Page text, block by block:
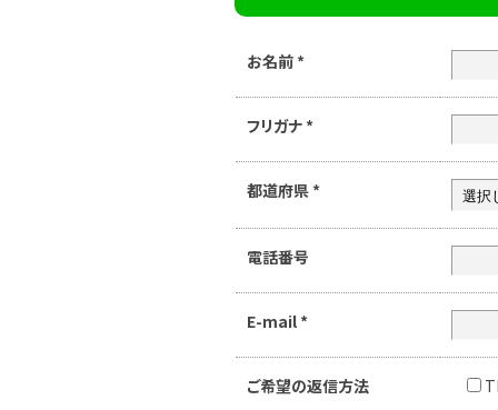
お名前 *
フリガナ *
都道府県 *
電話番号
E-mail *
ご希望の返信方法